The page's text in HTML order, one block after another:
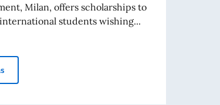
Milan, offers scholarships to
students wishing...